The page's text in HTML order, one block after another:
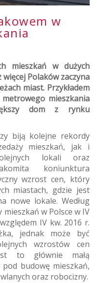
w
mieszkań w dużych
Polaków zaczyna
miast. Przykładem
mieszkania
dom z rynku
biją kolejne rekordy
mieszkań, jak i
lokali oraz
koniunktura
wzrost cen, który
miastach, gdzie jest
nowe lokale. Według
mieszkań w Polsce w IV
IV kw. 2016 r.
jednak może być
wzrostów cen
to głównie małą
budowę mieszkań,
oraz robocizny.